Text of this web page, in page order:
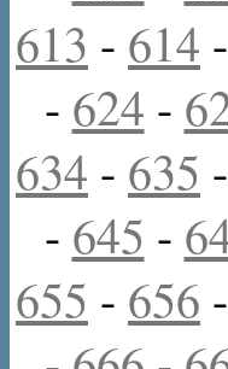
613 - 614 -
- 624 -
634 - 635 -
- 645 -
655 - 656 -